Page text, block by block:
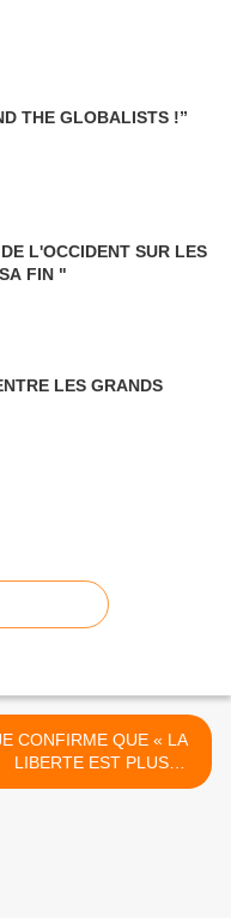
THE GLOBALISTS !”
L'OCCIDENT SUR LES
FIN "
LES GRANDS
CONFIRME QUE « LA
LIBERTE EST PLUS
EXIGEANTE QUE LA